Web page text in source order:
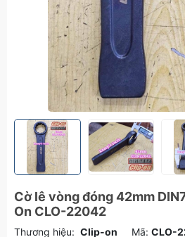
Cờ lê vòng đóng 42mm
On CLO-22042
Thương hiệu: Clip-on Mã: CLO-